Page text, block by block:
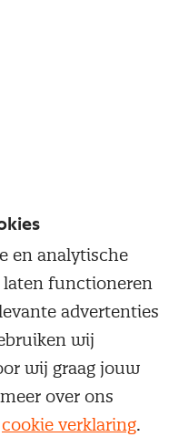
Onzealgemene
en analytische
laten functioneren
advertenties
wij
wij graag jouw
over ons
cookie verklaring.